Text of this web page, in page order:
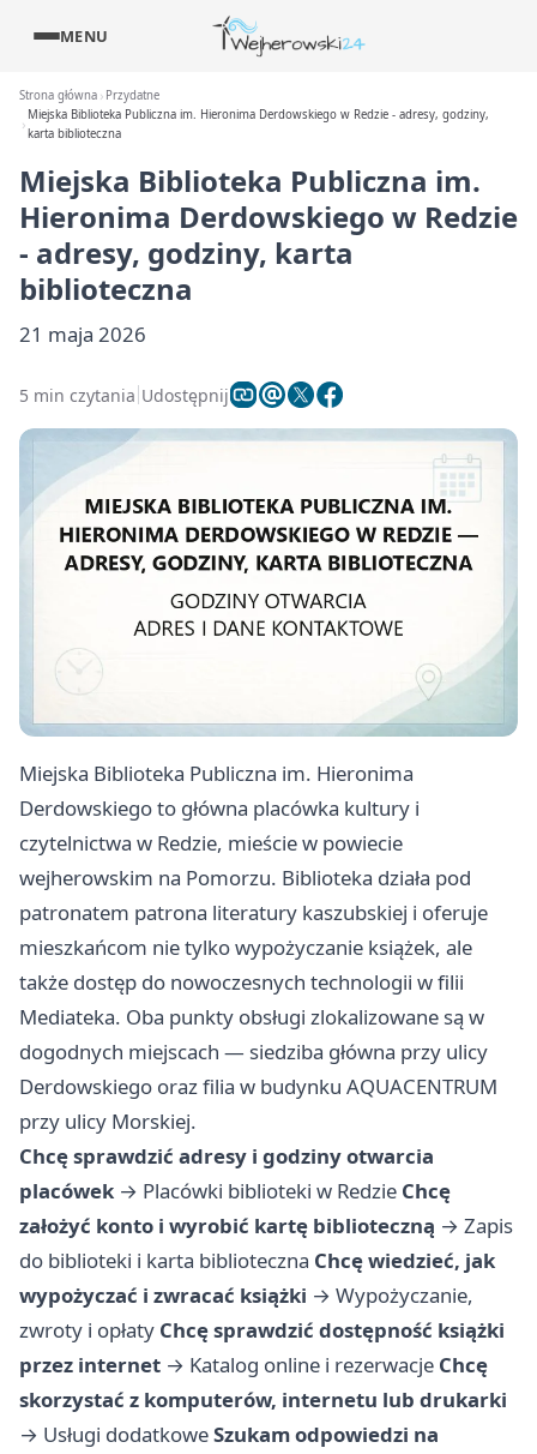
MENU
Strona główna
Przydatne
Miejska Biblioteka Publiczna im. Hieronima Derdowskiego w Redzie - adresy, godziny,
karta biblioteczna
Miejska Biblioteka Publiczna im.
Hieronima Derdowskiego w Redzie
- adresy, godziny, karta
biblioteczna
21 maja 2026
5 min czytania Udostępnij
Miejska Biblioteka Publiczna im. Hieronima
Derdowskiego to główna placówka kultury i
czytelnictwa w Redzie, mieście w powiecie
wejherowskim na Pomorzu. Biblioteka działa pod
patronatem patrona literatury kaszubskiej i oferuje
mieszkańcom nie tylko wypożyczanie książek, ale
także dostęp do nowoczesnych technologii w filii
Mediateka. Oba punkty obsługi zlokalizowane są w
dogodnych miejscach — siedziba główna przy ulicy
Derdowskiego oraz filia w budynku AQUACENTRUM
przy ulicy Morskiej.
Chcę sprawdzić adresy i godziny otwarcia
placówek → Placówki biblioteki w Redzie Chcę
założyć konto i wyrobić kartę biblioteczną → Zapis
do biblioteki i karta biblioteczna Chcę wiedzieć, jak
wypożyczać i zwracać książki → Wypożyczanie,
zwroty i opłaty Chcę sprawdzić dostępność książki
przez internet → Katalog online i rezerwacje Chcę
skorzystać z komputerów, internetu lub drukarki
→ Usługi dodatkoweSzukam odpowiedzi na